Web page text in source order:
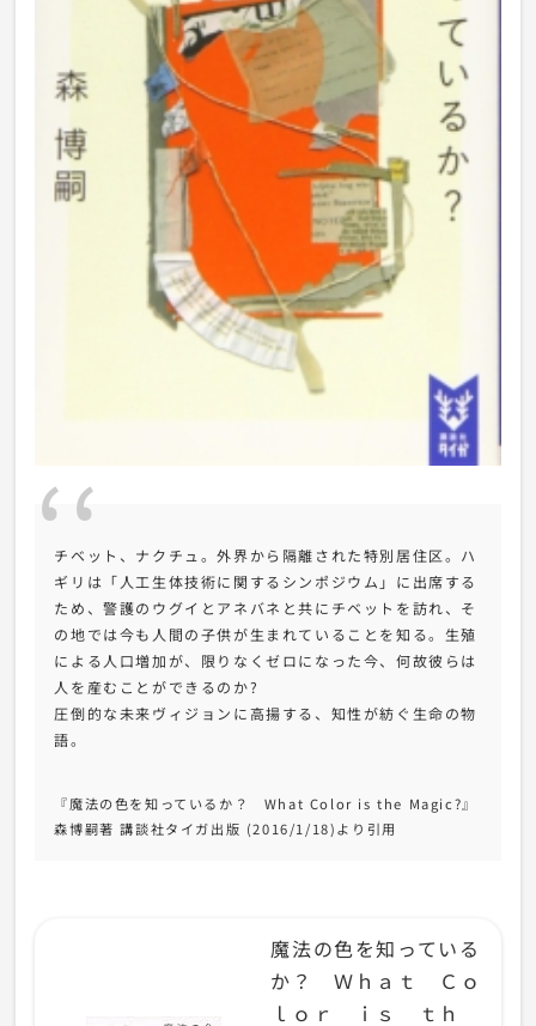
チベット、ナクチュ。外界から隔離された特別居住区。ハ
ギリは「人工生体技術に関するシンポジウム」に出席する
ため、警護のウグイとアネバネと共にチベットを訪れ、そ
の地では今も人間の子供が生まれていることを知る。生殖
による人口増加が、限りなくゼロになった今、何故彼らは
人を産むことができるのか?
圧倒的な未来ヴィジョンに高揚する、知性が紡ぐ生命の物
語。
『魔法の色を知っているか？ What Color is the Magic?』
森博嗣著 講談社タイガ出版 (2016/1/18)より引用
魔法の色を知っている
か？ Ｗｈａｔ Ｃｏ
ｌｏｒ ｉｓ ｔｈ